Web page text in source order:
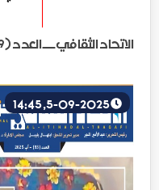
الاتحاد الثقافي ـــ العدد (89) نيسان 2025